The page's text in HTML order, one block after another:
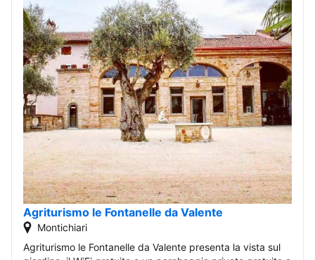
Agriturismo le Fontanelle da Valente
Montichiari
Agriturismo le Fontanelle da Valente presenta la vista sul